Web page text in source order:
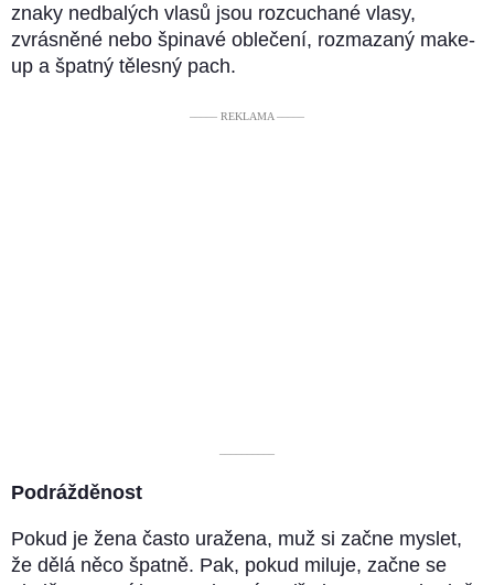
znaky nedbalých vlasů jsou rozcuchané vlasy,
zvrásněné nebo špinavé oblečení, rozmazaný make-
up a špatný tělesný pach.
––––– REKLAMA –––––
––––––––––
Podrážděnost
Pokud je žena často uražena, muž si začne myslet,
že dělá něco špatně. Pak, pokud miluje, začne se